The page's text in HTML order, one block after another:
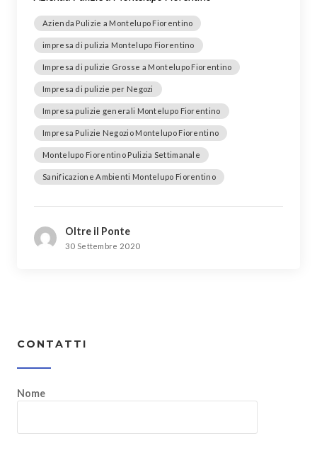
Azienda Pulizie a Montelupo Fiorentino
impresa di pulizia Montelupo Fiorentino
Impresa di pulizie Grosse a Montelupo Fiorentino
Impresa di pulizie per Negozi
Impresa pulizie generali Montelupo Fiorentino
Impresa Pulizie Negozio Montelupo Fiorentino
Montelupo Fiorentino Pulizia Settimanale
Sanificazione Ambienti Montelupo Fiorentino
Oltre il Ponte
30 Settembre 2020
CONTATTI
Nome